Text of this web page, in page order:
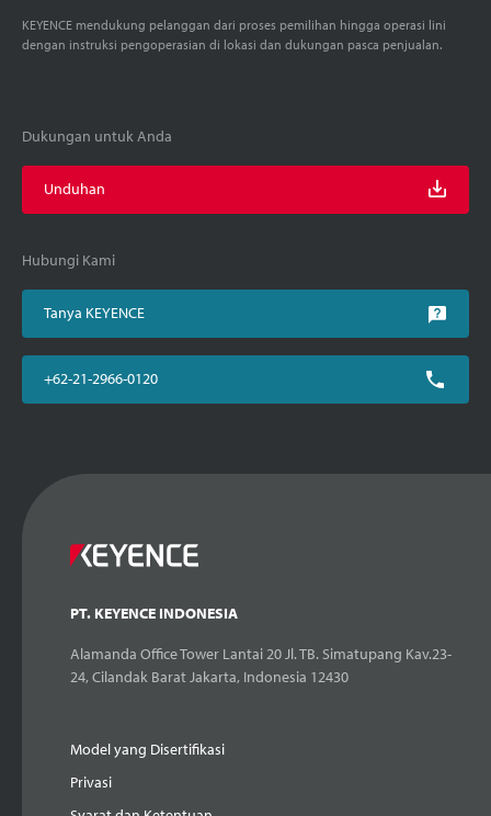
KEYENCE mendukung pelanggan dari proses pemilihan hingga operasi lini
dengan instruksi pengoperasian di lokasi dan dukungan pasca penjualan.
Dukungan untuk Anda
Unduhan
Hubungi Kami
Tanya KEYENCE
+62-21-2966-0120
PT. KEYENCE INDONESIA
Alamanda Office Tower Lantai 20 Jl. TB. Simatupang Kav.23-
24, Cilandak Barat Jakarta, Indonesia 12430
Model yang Disertifikasi
Privasi